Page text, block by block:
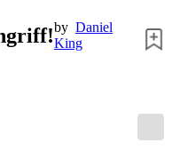
by Daniel
King